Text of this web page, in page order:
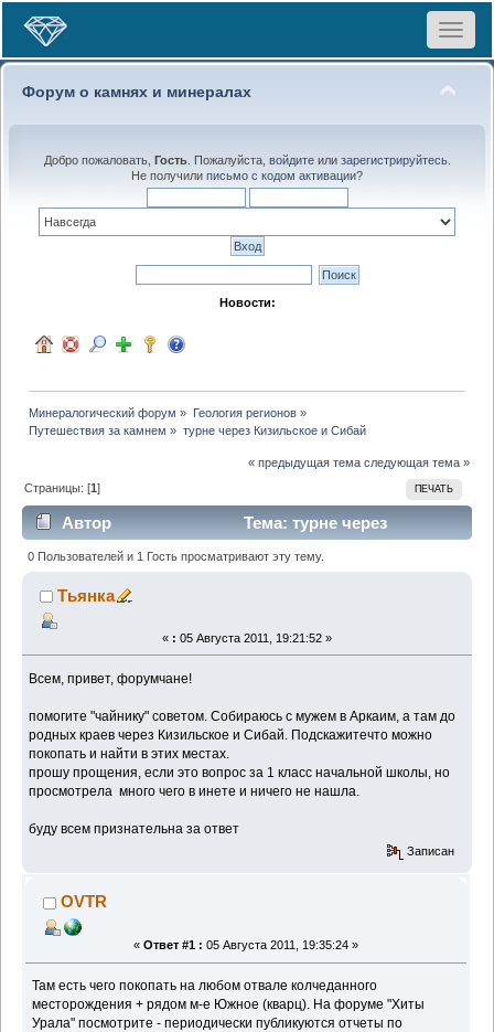
Toggle
Форум о камнях и минералах
Добро пожаловать, Гость. Пожалуйста, войдитеили зарегистрируйтесь.
Не получили письмо с кодом активации?
Новости:
Минералогический форум » Геология регионов»
Путешествия за камнем » турне через Кизильское и Сибай
« предыдущая тема следующая тема »
ПЕЧАТЬ
Страницы: [1]
Автор
Тема: турне через
Кизильское и Сибай (Прочитано 1634 раз)
0 Пользователей и 1 Гость просматривают эту тему.
Тьянка
« : 05 Августа 2011, 19:21:52 »
Всем, привет, форумчане!
помогите "чайнику" советом. Собираюсь с мужем в Аркаим, а там до
родных краев через Кизильское и Сибай. Подскажитечто можно
покопать и найти в этих местах.
прошу прощения, если это вопрос за 1 класс начальной школы, но
просмотрела много чего в инете и ничего не нашла.
буду всем признательна за ответ
Записан
OVTR
« Ответ #1 : 05 Августа 2011, 19:35:24 »
Там есть чего покопать на любом отвале колчеданного
месторождения + рядом м-е Южное (кварц). На форуме "Хиты
Урала" посмотрите - периодически публикуются отчеты по